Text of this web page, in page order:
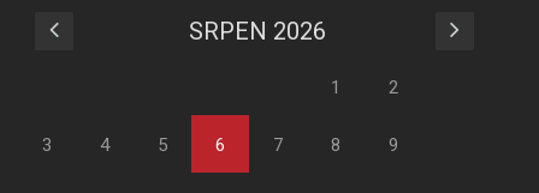
SRPEN 2026
1 2
3 4 5 6 7 8 9